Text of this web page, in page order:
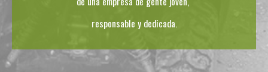
responsable y dedicada.